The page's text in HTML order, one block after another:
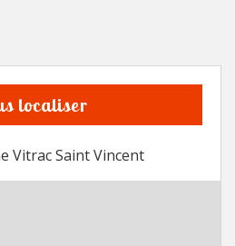
localiser
Vitrac Saint Vincent